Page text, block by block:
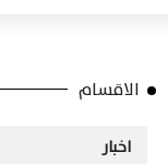
الاقسام
اخبار